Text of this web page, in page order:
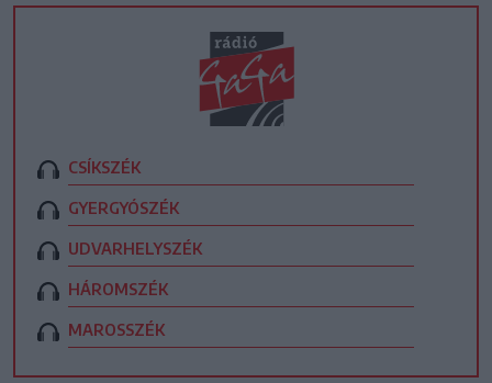
CSÍKSZÉK
GYERGYÓSZÉK
UDVARHELYSZÉK
HÁROMSZÉK
MAROSSZÉK